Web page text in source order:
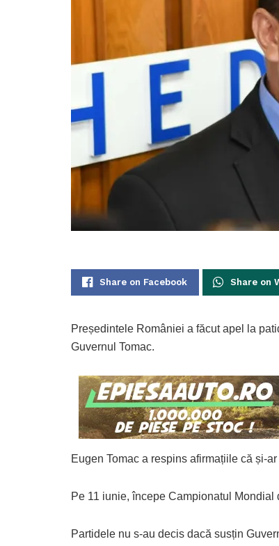
Share on Facebook Share on
Președintele României a făcut apel la
Guvernul Tomac.
Eugen Tomac a respins afirmațiile că și-
Pe 11 iunie, începe Campionatul Mondial
Partidele nu s-au decis dacă susțin